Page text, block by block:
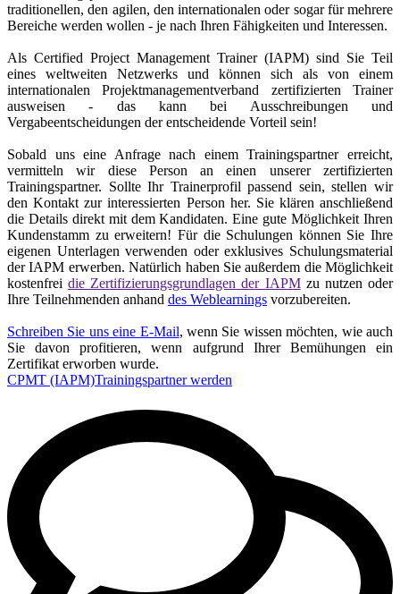
traditionellen, den agilen, den internationalen oder sogar für mehrere
Bereiche werden wollen - je nach Ihren Fähigkeiten und Interessen.
Als Certified Project Management Trainer (IAPM) sind Sie Teil
eines weltweiten Netzwerks und können sich als von einem
internationalen Projektmanagementverband zertifizierten Trainer
ausweisen - das kann bei Ausschreibungen und
Vergabeentscheidungen der entscheidende Vorteil sein!
Sobald uns eine Anfrage nach einem Trainingspartner erreicht,
vermitteln wir diese Person an einen unserer zertifizierten
Trainingspartner. Sollte Ihr Trainerprofil passend sein, stellen wir
den Kontakt zur interessierten Person her. Sie klären anschließend
die Details direkt mit dem Kandidaten. Eine gute Möglichkeit Ihren
Kundenstamm zu erweitern! Für die Schulungen können Sie Ihre
eigenen Unterlagen verwenden oder exklusives Schulungsmaterial
der IAPM erwerben. Natürlich haben Sie außerdem die Möglichkeit
kostenfreidie Zertifizierungsgrundlagen der IAPMzu nutzen oder
Ihre Teilnehmenden anhand des Weblearnings vorzubereiten.
Schreiben Sie uns eine E-Mail, wenn Sie wissen möchten, wie auch
Sie davon profitieren, wenn aufgrund Ihrer Bemühungen ein
Zertifikat erworben wurde.
CPMT (IAPM)Trainingspartnerwerden